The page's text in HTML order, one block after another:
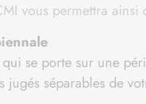
vous permettra
se porte sur une
jugés séparables de